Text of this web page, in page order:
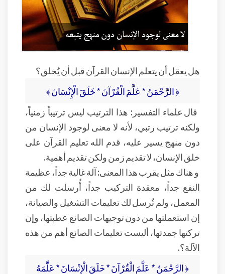
هل يعقل أن يتعلم الإنسان القرآن قبل أن يُخلق؟
﴿ الرَّحْمَنُ * عَلَّمَ الْقُرْآنَ * خَلَقَ الْإِنْسَانَ ﴾
قال علماء التفسير: هذا الترتيب ليس ترتيباً زمنياً،
ولكنه ترتيب رتبي، لأنه لا معنى لوجود الإنسان من
دون منهج يسير عليه، قدم الله تعليم القرآن على
خلق الإنسان، لا تقديم زمن ولكن تقديم أهمية.
و هناك مثل يقرب هذا المعنى: آلة غالية جداً، عظيمة
النفع جداً، معقدة التركيب جداً، أُرسلت لك من
المعمل، ولم تُرسل لك تعليمات التشغيل والصيانة،
إن استعملتها من دون توجيهات الصانع عطبتها، وإن
تركتها جمدتها، أليست تعليمات الصانع أهم من هذه
الآلة؟.
﴿ الرَّحْمَنُ * عَلَّمَ الْقُرْآنَ * خَلَقَ الْإِنْسَانَ * عَلَّمَهُ